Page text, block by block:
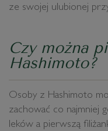
ze swojej ulubionej
Czy można
Hashimoto?
Osoby z Hashimoto
zachować co najmniej
leków a pierwszą